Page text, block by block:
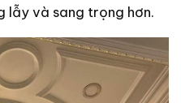
lẫy và sang trọng hơn.